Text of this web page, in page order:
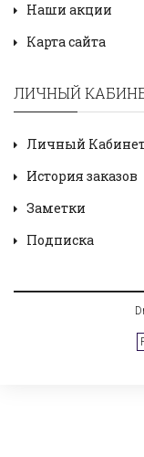
Наши акции
Карта сайта
ЛИЧНЫЙ
Личный
История заказов
Заметки
Подписка